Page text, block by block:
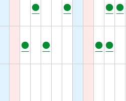
● ● ● ●
● ● ● ●